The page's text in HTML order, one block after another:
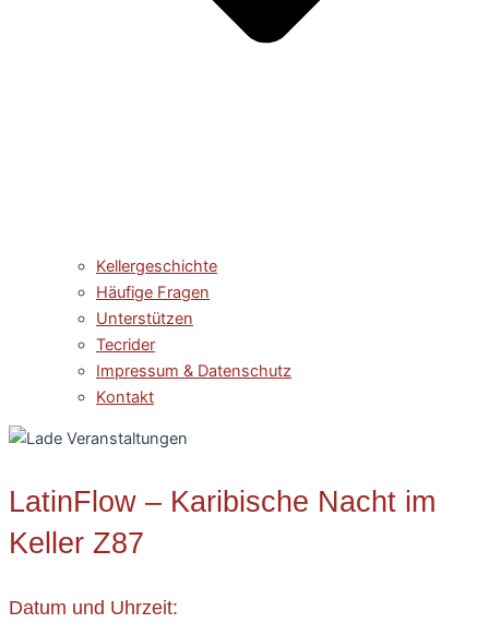
Kellergeschichte
Häufige Fragen
Unterstützen
Tecrider
Impressum & Datenschutz
Kontakt
LatinFlow – Karibische Nacht im
Keller Z87
Datum und Uhrzeit: